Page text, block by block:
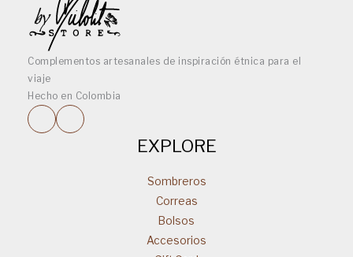
Complementos artesanales de inspiración étnica para el
viaje
Hecho en Colombia
EXPLORE
Sombreros
Correas
Bolsos
Accesorios